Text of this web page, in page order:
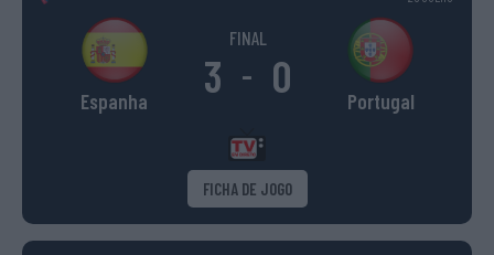
Espanha
FINAL
3 - 0 Portugal
FICHA DE JOGO